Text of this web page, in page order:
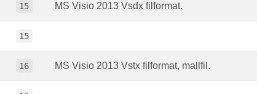
15 MS Visio 2013 Vsdx filformat.
15
16 MS Visio 2013 Vstx filformat, mallfil.